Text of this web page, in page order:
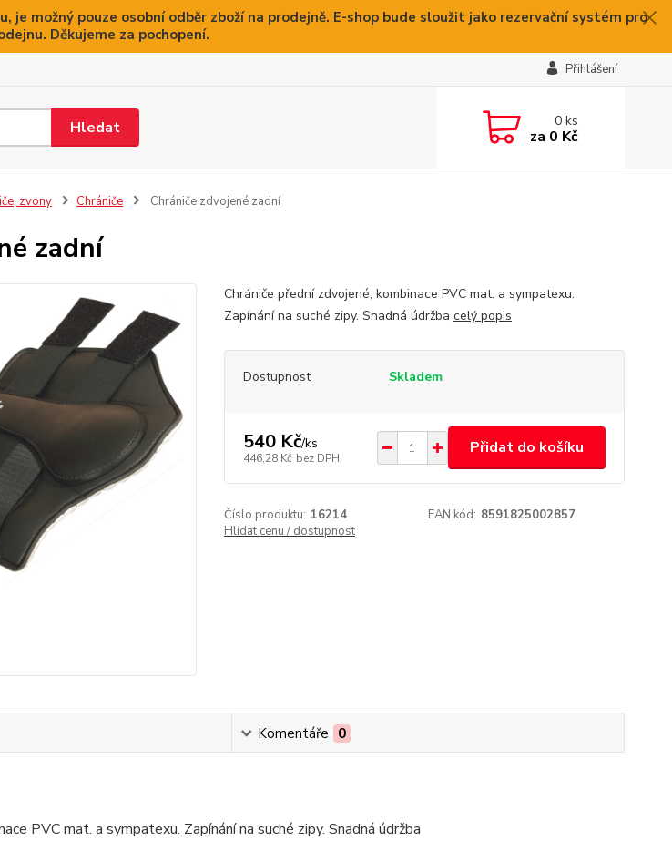
možný pouze osobní odběr zboží na prodejně. E-shop bude sloužit jako rezervační systém pro
Děkujeme za pochopení.
Přihlášení
Hledat 0ks
za 0 Kč
zvony Chrániče Chrániče zdvojené zadní
zadní
Chrániče přední zdvojené, kombinace PVC mat. a sympatexu.
Zapínání na suché zipy. Snadná údržba celý popis
Dostupnost Skladem
540 Kč/ks
446,28 Kč bez DPH
Přidat do košíku
Číslo produktu: 16214 EAN kód: 8591825002857
Hlídat cenu / dostupnost
Komentáře 0
PVC mat. a sympatexu. Zapínání na suché zipy. Snadná údržba